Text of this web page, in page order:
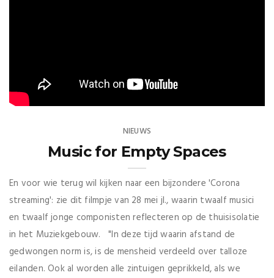
NIEUWS
Music for Empty Spaces
En voor wie terug wil kijken naar een bijzondere 'Corona
streaming': zie dit filmpje van 28 mei jl., waarin twaalf musici
en twaalf jonge componisten reflecteren op de thuisisolatie
in het Muziekgebouw. "In deze tijd waarin afstand de
gedwongen norm is, is de mensheid verdeeld over talloze
eilanden. Ook al worden alle zintuigen geprikkeld, als we